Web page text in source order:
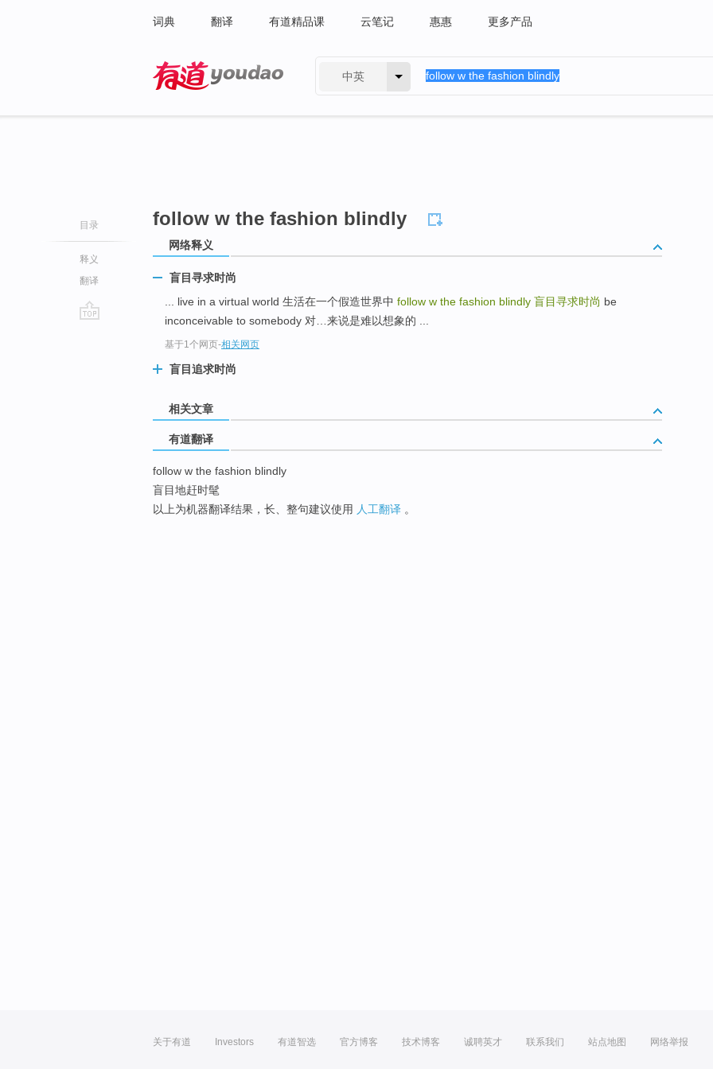
词典 翻译 有道精品课 云笔记 惠惠 更多产品
中英
目录
释义
翻译
follow w the fashion blindly
网络释义
盲目寻求时尚
... live in a virtual world 生活在一个假造世界中 follow w the fashion blindly 盲目寻求时尚 be
inconceivable to somebody 对…来说是难以想象的 ...
基于1个网页-相关网页
盲目追求时尚
相关文章
有道翻译
follow w the fashion blindly
盲目地赶时髦
以上为机器翻译结果，长、整句建议使用 人工翻译 。
关于有道 Investors 有道智选 官方博客 技术博客 诚聘英才 联系我们 站点地图 网络举报